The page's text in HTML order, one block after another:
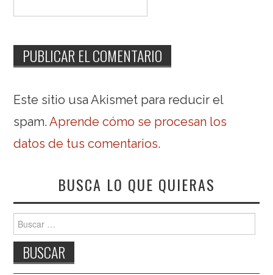
Este sitio usa Akismet para reducir el
spam.Aprende cómo se procesan los
datos de tus comentarios.
BUSCA LO QUE QUIERAS
Buscar: